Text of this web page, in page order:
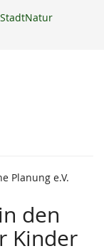
Planung e.V.
den
Kinder